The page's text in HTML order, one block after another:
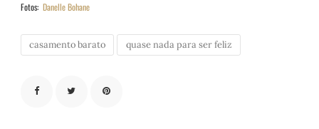
Fotos:Danelle Bohane
casamento barato quase nada para ser feliz